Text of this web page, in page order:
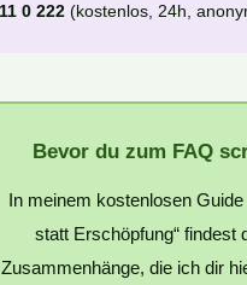
0 222 (kostenlos, 24h,
Bevor du zum FAQ
In meinem kostenlosen Guide
statt Erschöpfung“ findest
Zusammenhänge, die ich dir